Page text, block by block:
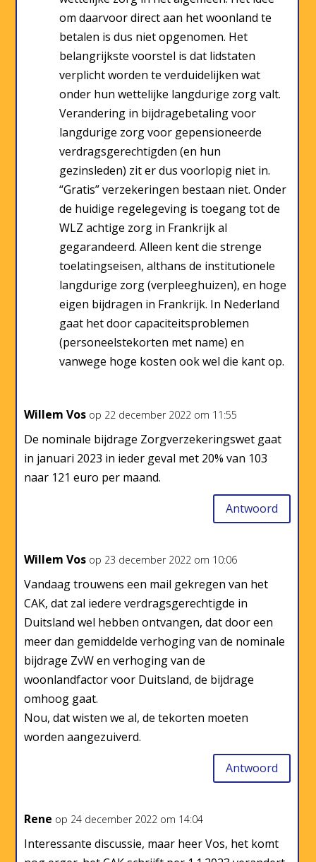
om daarvoor direct aan het woonland te
betalen is dus niet opgenomen. Het
belangrijkste voorstel is dat lidstaten
verplicht worden te verduidelijken wat
onder hun wettelijke langdurige zorg valt.
Verandering in bijdragebetaling voor
langdurige zorg voor gepensioneerde
verdragsgerechtigden (en hun
gezinsleden) zit er dus voorlopig niet in.
“Gratis” verzekeringen bestaan niet. Onder
de huidige regelegeving is toegang tot de
WLZ achtige zorg in Frankrijk al
gegarandeerd. Alleen kent die strenge
toelatingseisen, althans de institutionele
langdurige zorg (verpleeghuizen), en hoge
eigen bijdragen in Frankrijk. In Nederland
gaat het door capaciteitsproblemen
(personeelstekorten met name) en
vanwege hoge kosten ook wel die kant op.
Willem Vos op 22 december 2022 om 11:55
De nominale bijdrage Zorgverzekeringswet gaat
in januari 2023 in ieder geval met 20% van 103
naar 121 euro per maand.
Antwoord
Willem Vos op 23 december 2022 om 10:06
Vandaag trouwens een mail gekregen van het
CAK, dat zal iedere verdragsgerechtigde in
Duitsland wel hebben ontvangen, dat door een
meer dan gemiddelde verhoging van de nominale
bijdrage ZvW en verhoging van de
woonlandfactor voor Duitsland, de bijdrage
omhoog gaat.
Nou, dat wisten we al, de tekorten moeten
worden aangezuiverd.
Antwoord
Rene op 24 december 2022 om 14:04
Interessante discussie, maar heer Vos, het komt